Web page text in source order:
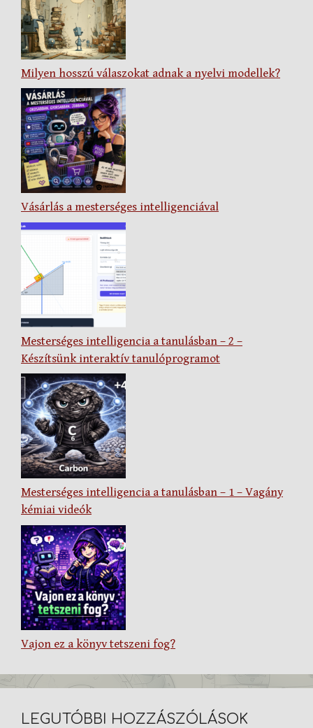
Milyen hosszú válaszokat adnak a nyelvi modellek?
Vásárlás a mesterséges intelligenciával
Mesterséges intelligencia a tanulásban – 2 –
Készítsünk interaktív tanulóprogramot
Mesterséges intelligencia a tanulásban – 1 – Vagány
kémiai videók
Vajon ez a könyv tetszeni fog?
LEGUTÓBBI HOZZÁSZÓLÁSOK